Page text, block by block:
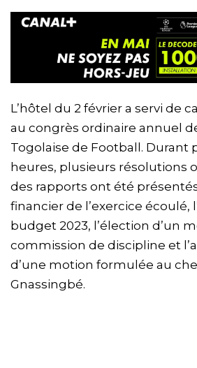
L’hôtel du 2 février a servi de
au congrès ordinaire annuel
Togolaise de Football. Durant
heures, plusieurs résolutions
des rapports ont été
financier de l’exercice écoulé,
budget 2023, l’élection d’un
commission de discipline et
d’une motion formulée au
Gnassingbé.